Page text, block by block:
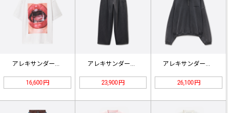
アレキサンダー・ワン レッドリップス…
16,600 円
アレキサンダーワンのウォッシュ加工を…
23,900 円
アレキサンダーワンの色あせたウォッシ…
26,100 円